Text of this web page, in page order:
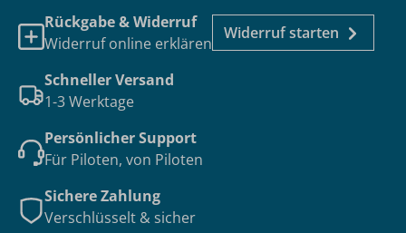
Rückgabe & Widerruf
Widerruf online erklären
Widerruf starten
Schneller Versand
1-3 Werktage
Persönlicher Support
Für Piloten, von Piloten
Sichere Zahlung
Verschlüsselt & sicher